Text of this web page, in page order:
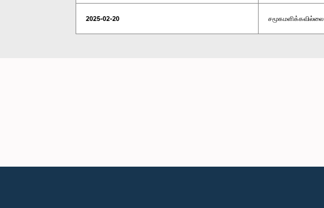
2025-02-20 சமூகமளிக்கவில்லை